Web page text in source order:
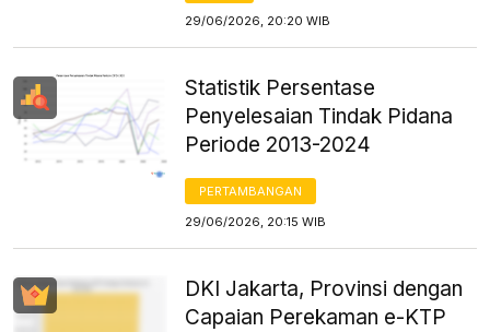
29/06/2026, 20:20 WIB
Statistik Persentase
Penyelesaian Tindak Pidana
Periode 2013-2024
PERTAMBANGAN
29/06/2026, 20:15 WIB
DKI Jakarta, Provinsi dengan
Capaian Perekaman e-KTP